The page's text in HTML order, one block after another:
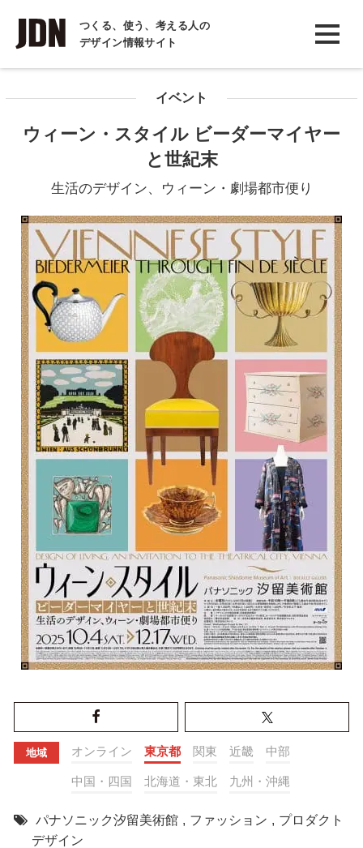
つくる、使う、考える人の
デザイン情報サイト
INTERVIEW
インタビュー
イベント
ウィーン・スタイル ビーダーマイヤー
と世紀末
生活のデザイン、ウィーン・劇場都市便り
地域 オンライン 東京都 関東 近畿 中部
中国・四国 北海道・東北 九州・沖縄
パナソニック汐留美術館 , ファッション , プロダクト
デザイン